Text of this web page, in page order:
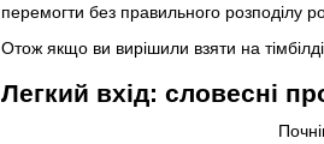
перемогти без правильного розподілу
Отож якщо ви вирішили взяти на
Легкий вхід: словесні